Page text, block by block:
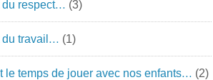
du respect… (3)
du travail… (1)
le temps de jouer avec nos enfants… (2)